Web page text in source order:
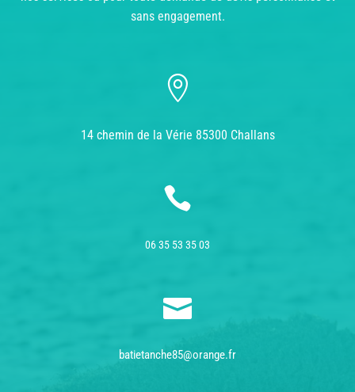
sans engagement.

14 chemin de la Vérie 85300 Challans

06 35 53 35 03

batietanche85@orange.fr